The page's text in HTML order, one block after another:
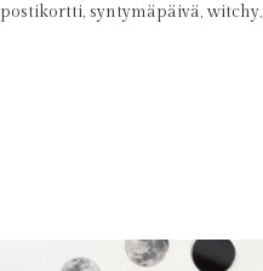
postikortti, syntymäpäivä,witchy,